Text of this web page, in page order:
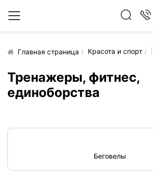
Главная страница Красота и спорт
Тренажеры, фитнес,
единоборства
Беговелы